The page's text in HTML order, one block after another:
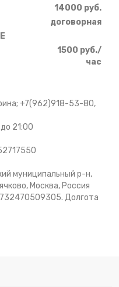
14000 руб.
договорная
1500 руб./
час
+7(962)918-53-80,
21:00
муниципальный р-н,
Москва, Россия
Долгота